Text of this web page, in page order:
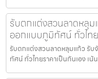
รับตกแต่งสวนลาดหลุ
ออกแบบภูมิทัศน์ ทั่วไทย
รับตกแต่งสวนลาดหลุมแก้ว รั
ทัศน์ ทั่วไทยราคาเป็นกันเอง เ